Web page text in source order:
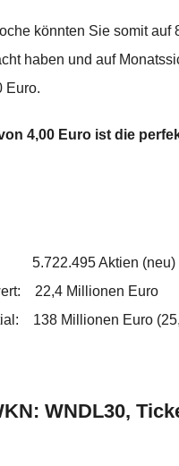
könnten Sie somit auf
haben und auf
Euro.
4,00 Euro ist die
5.722.495 Aktien (neu)
22,4 Millionen Euro
138 Millionen Euro
WNDL30,